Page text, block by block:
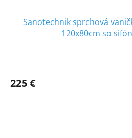
Sanotechnik sprchová
120x80cm so
225 €